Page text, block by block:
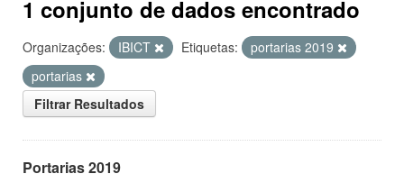
1 conjunto de dados encontrado
Organizações: IBICT Etiquetas:
portarias 2019
portarias
Filtrar Resultados
Portarias 2019